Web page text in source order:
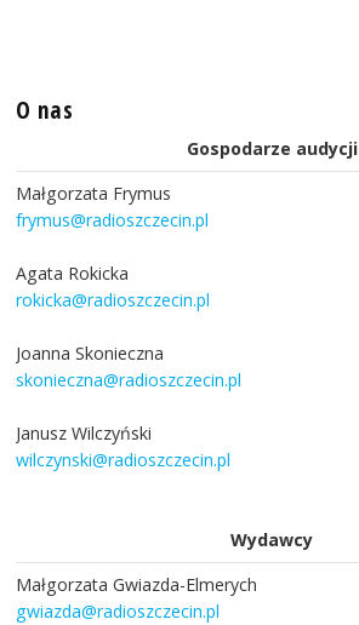
O nas
Gospodarze audycji
Małgorzata Frymus
frymus@radioszczecin.pl
Agata Rokicka
rokicka@radioszczecin.pl
Joanna Skonieczna
skonieczna@radioszczecin.pl
Janusz Wilczyński
wilczynski@radioszczecin.pl
Wydawcy
Małgorzata Gwiazda-Elmerych
gwiazda@radioszczecin.pl